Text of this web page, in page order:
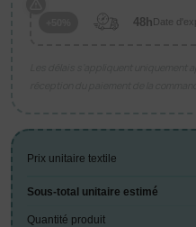
48h Date
Prix unitaire textile
Sous-total unitaire estimé
Quantité produit